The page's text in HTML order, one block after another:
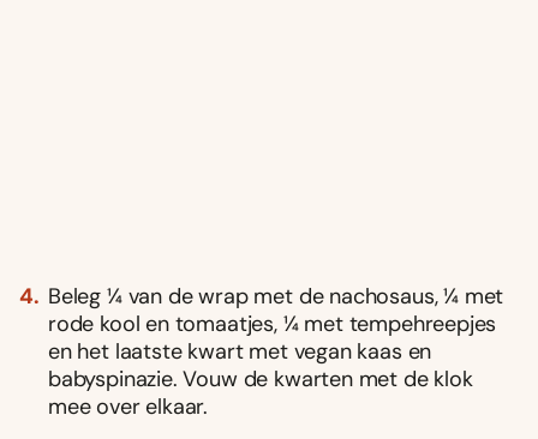
Beleg ¼ van de wrap met de nachosaus, ¼ met
rode kool en tomaatjes, ¼ met tempehreepjes
en het laatste kwart met vegan kaas en
babyspinazie. Vouw de kwarten met de klok
mee over elkaar.